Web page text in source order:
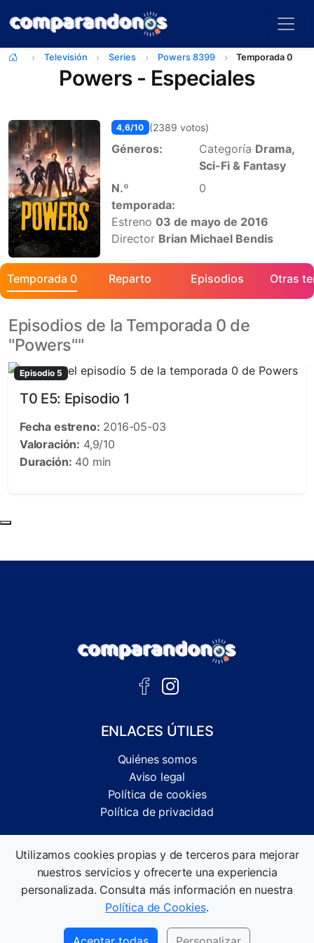
Televisión Series Powers 8399 Temporada 0
Powers - Especiales
Póster de la temporada 0 de Powers
4,6/10 (2389 votos)
Géneros: Categoría Drama,
Sci-Fi & Fantasy
N.º
temporada:
0
Estreno 03 de mayo de 2016
Director Brian Michael Bendis
Temporada 0 Reparto Episodios Otras
Episodios de la Temporada 0 de
"Powers""
Episodio 5
T0 E5: Episodio 1
Fecha estreno: 2016-05-03
Valoración: 4,9/10
Duración: 40 min
ENLACES ÚTILES
Quiénes somos
Aviso legal
Política de cookies
Política de privacidad
informativas.
©2026 Comparandonos. Todos los derechos reservados.
Utilizamos cookies propias y de terceros para mejorar
nuestros servicios y ofrecerte una experiencia
personalizada. Consulta más información en nuestra
Política de Cookies.